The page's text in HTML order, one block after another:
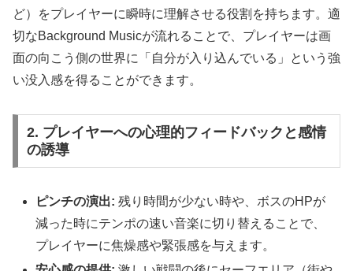
ど）をプレイヤーに瞬時に理解させる役割を持ちます。適
切なBackground Musicが流れることで、プレイヤーは画
面の向こう側の世界に「自分が入り込んでいる」という強
い没入感を得ることができます。
2. プレイヤーへの心理的フィードバックと感情
の誘導
ピンチの演出: 残り時間が少ない時や、ボスのHPが
減った時にテンポの速い音楽に切り替えることで、
プレイヤーに焦燥感や緊張感を与えます。